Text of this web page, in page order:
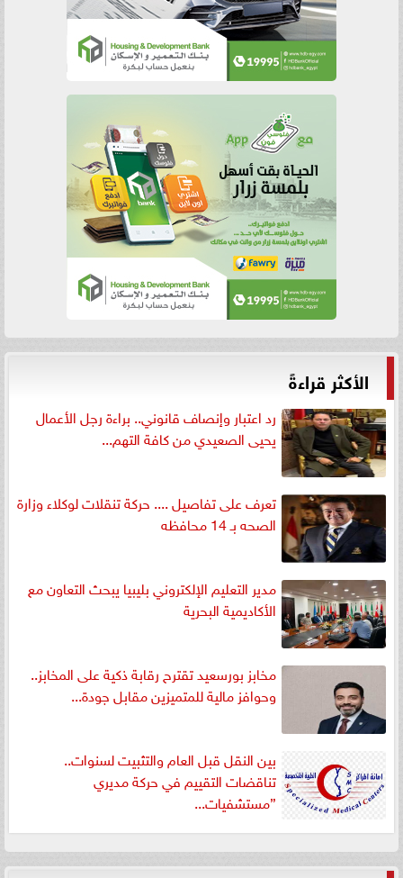
الأكثر قراءةً
رد اعتبار وإنصاف قانوني.. براءة رجل الأعمال
يحيى الصعيدي من كافة التهم...
تعرف على تفاصيل .... حركة تنقلات لوكلاء وزارة
الصحه بـ 14 محافظه
مدير التعليم الإلكتروني بليبيا يبحث التعاون مع
الأكاديمية البحرية
مخابز بورسعيد تقترح رقابة ذكية على المخابز..
وحوافز مالية للمتميزين مقابل جودة...
بين النقل قبل العام والتثبيت لسنوات..
تناقضات التقييم في حركة مديري
”مستشفيات...